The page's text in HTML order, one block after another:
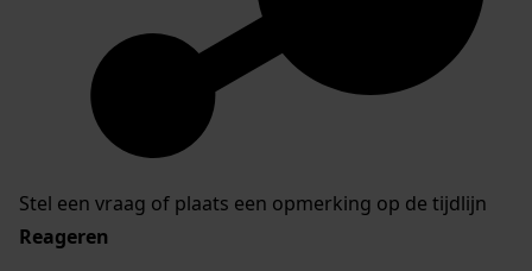
Stel een vraag of plaats een opmerking op de tijdlijn
Reageren